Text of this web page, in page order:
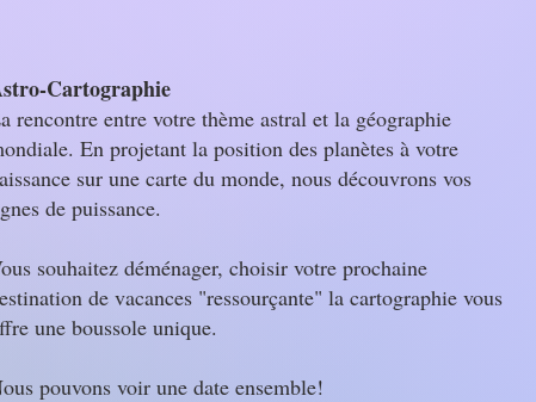
Cartographie
rencontre entre votre thème astral et la géographie
En projetant la position des planètes à votre
sur une carte du monde, nous découvrons vos
de puissance.
souhaitez déménager, choisir votre prochaine
de vacances "ressourçante" la cartographie vous
une boussole unique.
pouvons voir une date ensemble!